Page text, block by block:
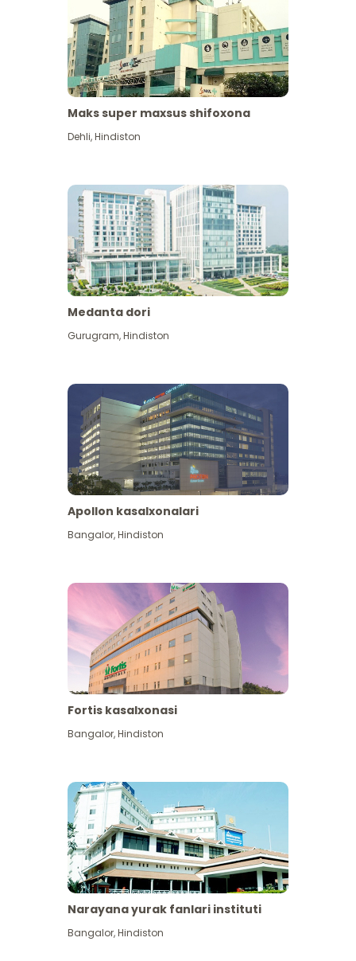
Maks super maxsus shifoxona
Dehli,Hindiston
Medanta dori
Gurugram,Hindiston
Apollon kasalxonalari
Bangalor,Hindiston
Fortis kasalxonasi
Bangalor,Hindiston
Narayana yurak fanlari instituti
Bangalor,Hindiston